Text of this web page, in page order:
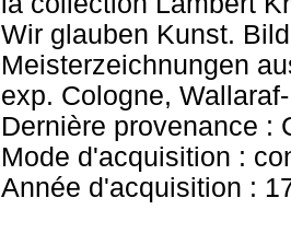
Wir glauben Kunst.
Meisterzeichnungen
exp. Cologne,
Dernière provenance :
Mode d'acquisition :
Année d'acquisition :